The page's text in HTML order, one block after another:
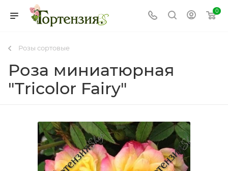
0
Розы сортовые
Роза миниатюрная
"Tricolor Fairy"